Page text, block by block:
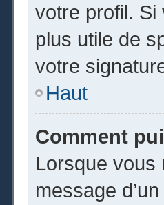
votre profil.
plus utile de
votre
Haut
Comment
Lorsque vous
message